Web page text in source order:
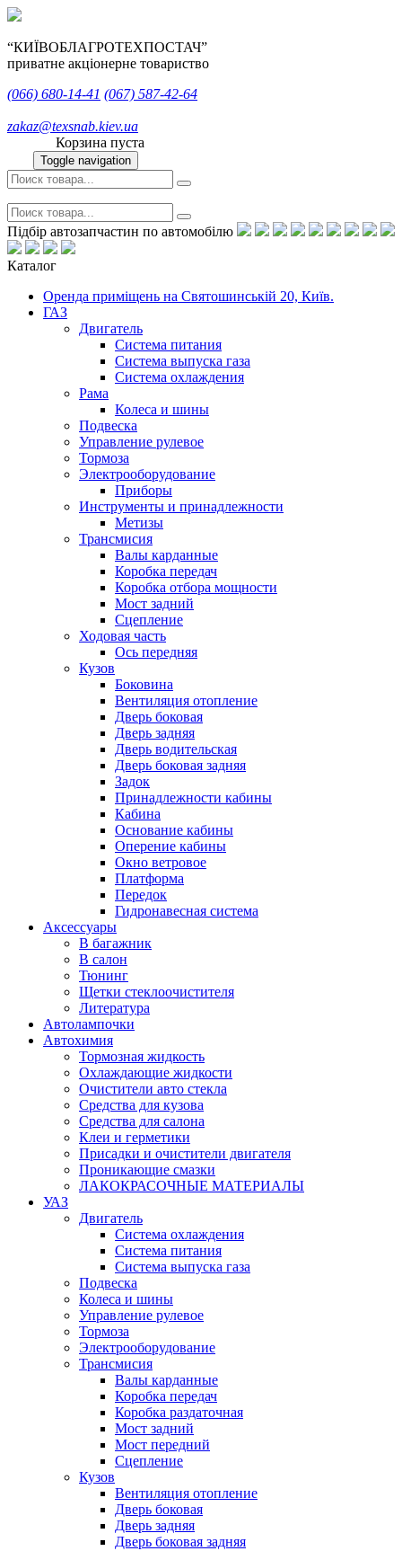
“КИЇВОБЛАГРОТЕХПОСТАЧ”
приватне акціонерне товариство
(066) 680-14-41 (067) 587-42-64
zakaz@texsnab.kiev.ua
Корзина пуста
Toggle navigation
Підбір автозапчастин по автомобілю
Каталог
Оренда приміщень на Святошинській 20, Київ.
ГАЗ
Двигатель
Система питания
Система выпуска газа
Система охлаждения
Рама
Колеса и шины
Подвеска
Управление рулевое
Тормоза
Электрооборудование
Приборы
Инструменты и принадлежности
Метизы
Трансмисия
Валы карданные
Коробка передач
Коробка отбора мощности
Мост задний
Сцепление
Ходовая часть
Ось передняя
Кузов
Боковина
Вентиляция отопление
Дверь боковая
Дверь задняя
Дверь водительская
Дверь боковая задняя
Задок
Принадлежности кабины
Кабина
Основание кабины
Оперение кабины
Окно ветровое
Платформа
Передок
Гидронавесная система
Аксессуары
В багажник
В салон
Тюнинг
Щетки стеклоочистителя
Литература
Автолампочки
Автохимия
Тормозная жидкость
Охлаждающие жидкости
Очистители авто стекла
Средства для кузова
Средства для салона
Клеи и герметики
Присадки и очистители двигателя
Проникающие смазки
ЛАКОКРАСОЧНЫЕ МАТЕРИАЛЫ
УАЗ
Двигатель
Система охлаждения
Система питания
Система выпуска газа
Подвеска
Колеса и шины
Управление рулевое
Тормоза
Электрооборудование
Трансмисия
Валы карданные
Коробка передач
Коробка раздаточная
Мост задний
Мост передний
Сцепление
Кузов
Вентиляция отопление
Дверь боковая
Дверь задняя
Дверь боковая задняя